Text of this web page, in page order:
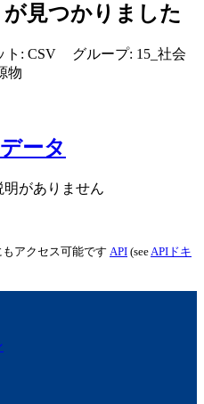
見つかりました
ト: CSV グループ: 15_社会
物
ータ
がありません
アクセス可能です API (see APIドキ